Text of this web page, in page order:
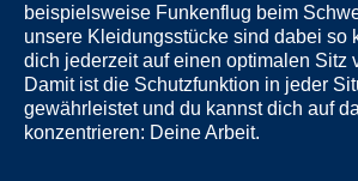
beispielsweise Funkenflug beim
unsere Kleidungsstücke sind dabei so
dich jederzeit auf einen optimalen Sitz
Damit ist die Schutzfunktion in jeder
gewährleistet und du kannst dich auf
konzentrieren: Deine Arbeit.